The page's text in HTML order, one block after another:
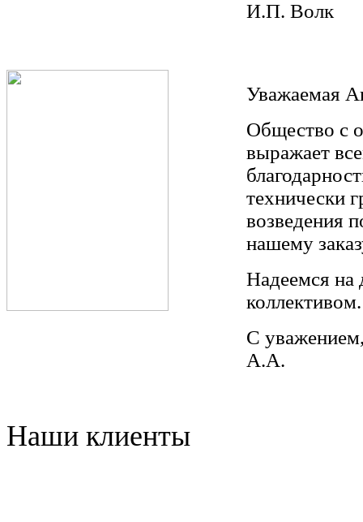
И.П. Волк
Уважаемая
Общество с
выражает
технически
возведения
нашему
Надеемся
коллективом.
С
А.А.
Наши клиенты